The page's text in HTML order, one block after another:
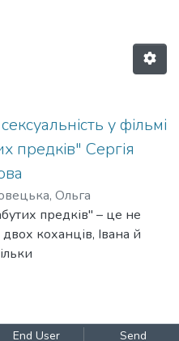
у фільмі
предків" Сергія
Ольга
предків" – це не
двох коханців, Івана й
який втратив свою кохану
децентрованої
End User Send